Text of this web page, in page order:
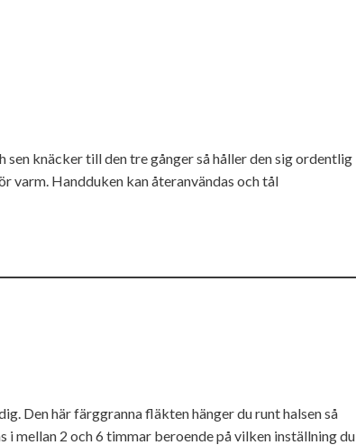
knäcker till den tre gånger så håller den sig ordentlig
varm. Handduken kan återanvändas och tål
Den här färggranna fläkten hänger du runt halsen så
i mellan 2 och 6 timmar beroende på vilken inställning du